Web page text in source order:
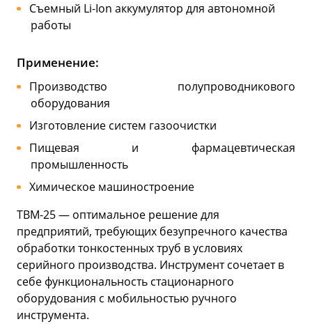
Съемный Li-Ion аккумулятор для автономной
работы
Применение:
Производство полупроводникового
оборудования
Изготовление систем газоочистки
Пищевая и фармацевтическая
промышленность
Химическое машиностроение
ТВМ-25 — оптимальное решение для
предприятий, требующих безупречного качества
обработки тонкостенных труб в условиях
серийного производства. Инструмент сочетает в
себе функциональность стационарного
оборудования с мобильностью ручного
инструмента.